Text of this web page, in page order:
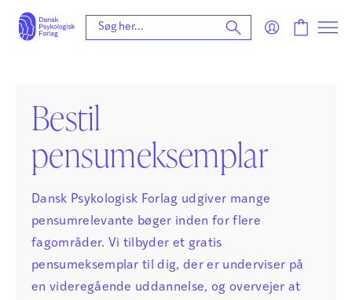
Bestil
pensumeksemplar
Dansk Psykologisk Forlag udgiver mange
pensumrelevante bøger inden for flere
fagområder. Vi tilbyder et gratis
pensumeksemplar til dig, der er underviser på
en videregående uddannelse, og overvejer at